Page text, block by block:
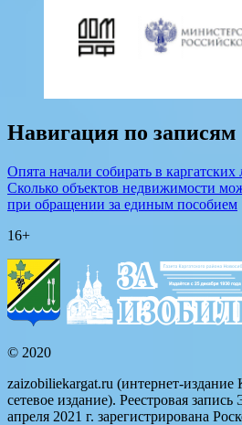
Навигация по записям
Опята начали собирать в каргатских
Сколько объектов недвижимости
при обращении за единым пособием
16+
© 2020
zaizobiliekargat.ru (интернет-
сетевое издание). Реестровая
апреля 2021 г. зарегистрирована